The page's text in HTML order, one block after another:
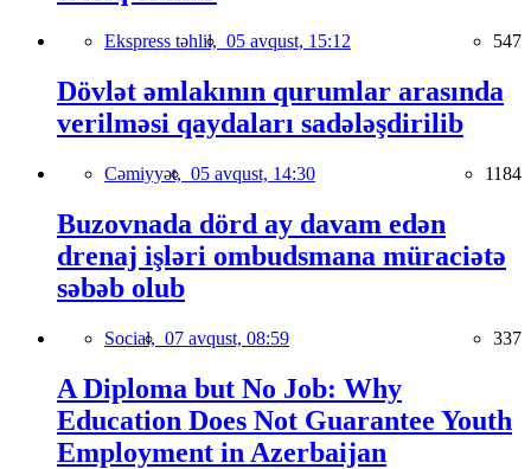
Ekspress təhlil, 05 avqust, 15:12 547
Dövlət əmlakının qurumlar arasında
verilməsi qaydaları sadələşdirilib
Cəmiyyət, 05 avqust, 14:30 1184
Buzovnada dörd ay davam edən
drenaj işləri ombudsmana müraciətə
səbəb olub
Social, 07 avqust, 08:59 337
A Diploma but No Job: Why
Education Does Not Guarantee Youth
Employment in Azerbaijan